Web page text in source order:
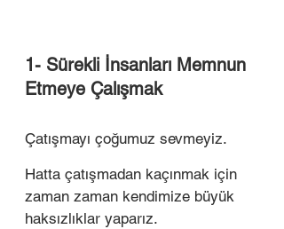
1- Sürekli İnsanları Memnun
Etmeye Çalışmak
Çatışmayı çoğumuz sevmeyiz.
Hatta çatışmadan kaçınmak için
zaman zaman kendimize büyük
haksızlıklar yaparız.